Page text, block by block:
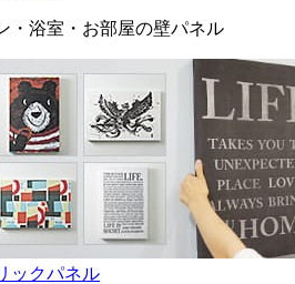
・浴室・お部屋の壁パネル
ックパネル